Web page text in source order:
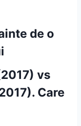
de o
vs
Care